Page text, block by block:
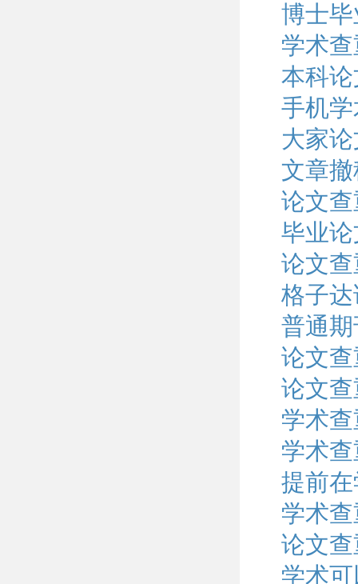
博士
学术
本科
手机
大家
文章
论文
毕业
论文
格子
普通
论文
论文
学术
学术
提前
学术
论文
学术